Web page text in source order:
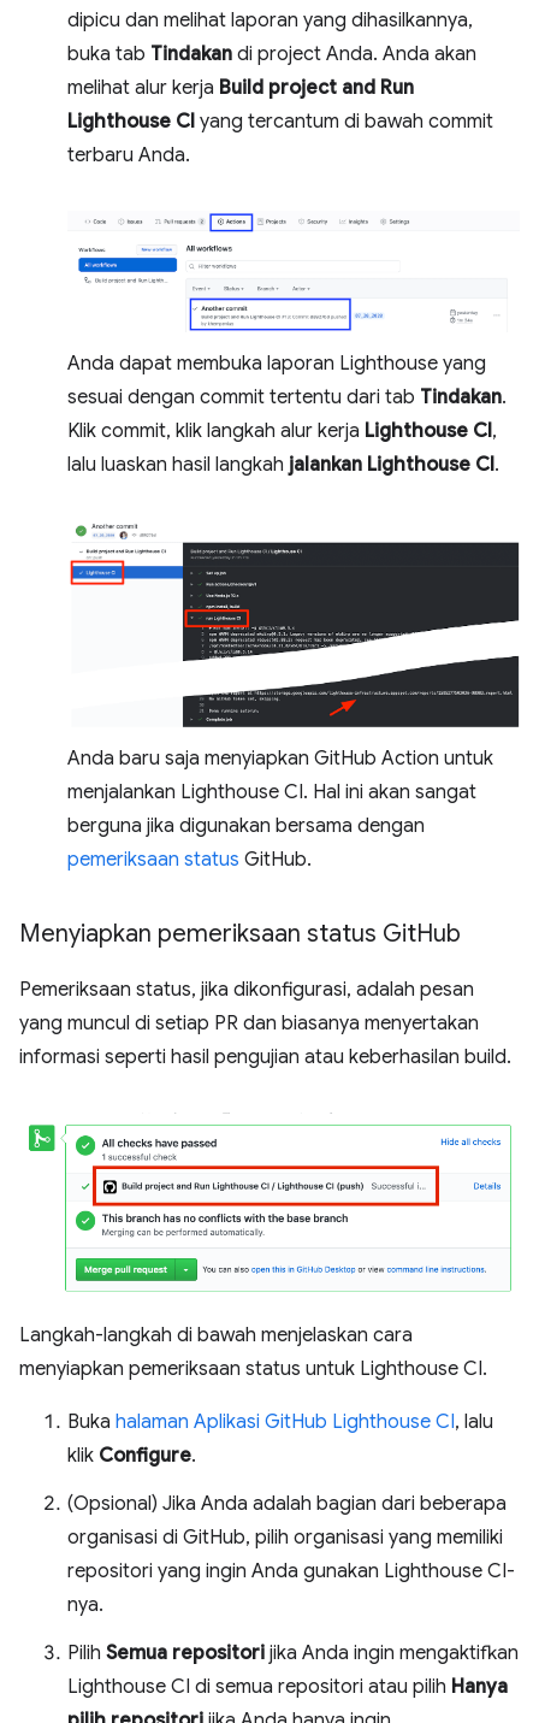
dipicu dan melihat laporan yang dihasilkannya,
buka tab Tindakan di project Anda. Anda akan
melihat alur kerja Build project and Run
Lighthouse CI yang tercantum di bawah commit
terbaru Anda.
Anda dapat membuka laporan Lighthouse yang
sesuai dengan commit tertentu dari tab Tindakan.
Klik commit, klik langkah alur kerja Lighthouse CI,
lalu luaskan hasil langkah jalankan Lighthouse CI.
Anda baru saja menyiapkan GitHub Action untuk
menjalankan Lighthouse CI. Hal ini akan sangat
berguna jika digunakan bersama dengan
pemeriksaan status GitHub.
Menyiapkan pemeriksaan status GitHub
Pemeriksaan status, jika dikonfigurasi, adalah pesan
yang muncul di setiap PR dan biasanya menyertakan
informasi seperti hasil pengujian atau keberhasilan build.
Langkah-langkah di bawah menjelaskan cara
menyiapkan pemeriksaan status untuk Lighthouse CI.
Buka halaman Aplikasi GitHub Lighthouse CI, lalu
klik Configure.
(Opsional) Jika Anda adalah bagian dari beberapa
organisasi di GitHub, pilih organisasi yang memiliki
repositori yang ingin Anda gunakan Lighthouse CI-
nya.
Pilih Semua repositori jika Anda ingin mengaktifkan
Lighthouse CI di semua repositori atau pilih Hanya